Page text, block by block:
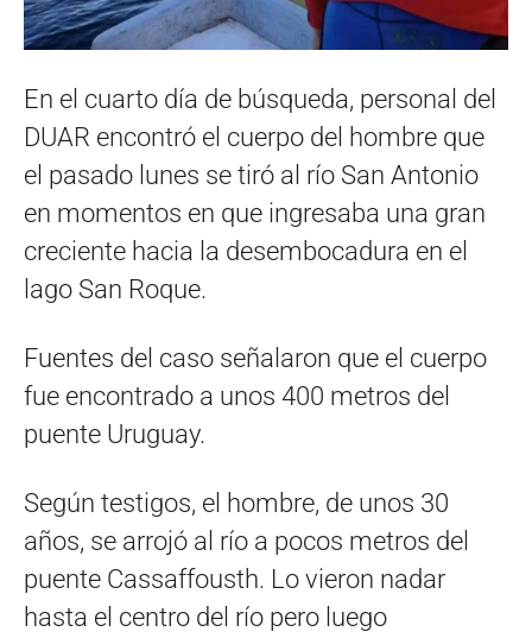
En el cuarto día de búsqueda, personal del
DUAR encontró el cuerpo del hombre que
el pasado lunes se tiró al río San Antonio
en momentos en que ingresaba una gran
creciente hacia la desembocadura en el
lago San Roque.
Fuentes del caso señalaron que el cuerpo
fue encontrado a unos 400 metros del
puente Uruguay.
Según testigos, el hombre, de unos 30
años, se arrojó al río a pocos metros del
puente Cassaffousth. Lo vieron nadar
hasta el centro del río pero luego